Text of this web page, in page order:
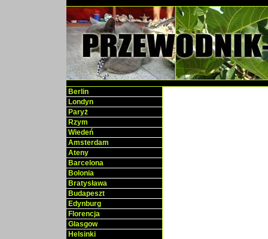
Berlin
Londyn
Paryż
Rzym
Wiedeń
Amsterdam
Ateny
Barcelona
Bolonia
Bratysława
Budapeszt
Edynburg
Florencja
Glasgow
Helsinki